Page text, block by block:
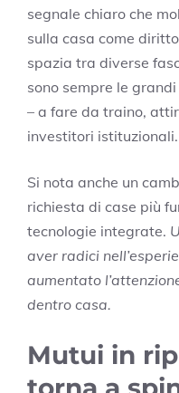
segnale chiaro che
sulla casa come
spazia tra diverse
sono sempre le
– a fare da traino,
investitori istituzionali.
Si nota anche un
richiesta di case più
tecnologie integrate.
aver radici
aumentato
dentro casa.
Mutui in